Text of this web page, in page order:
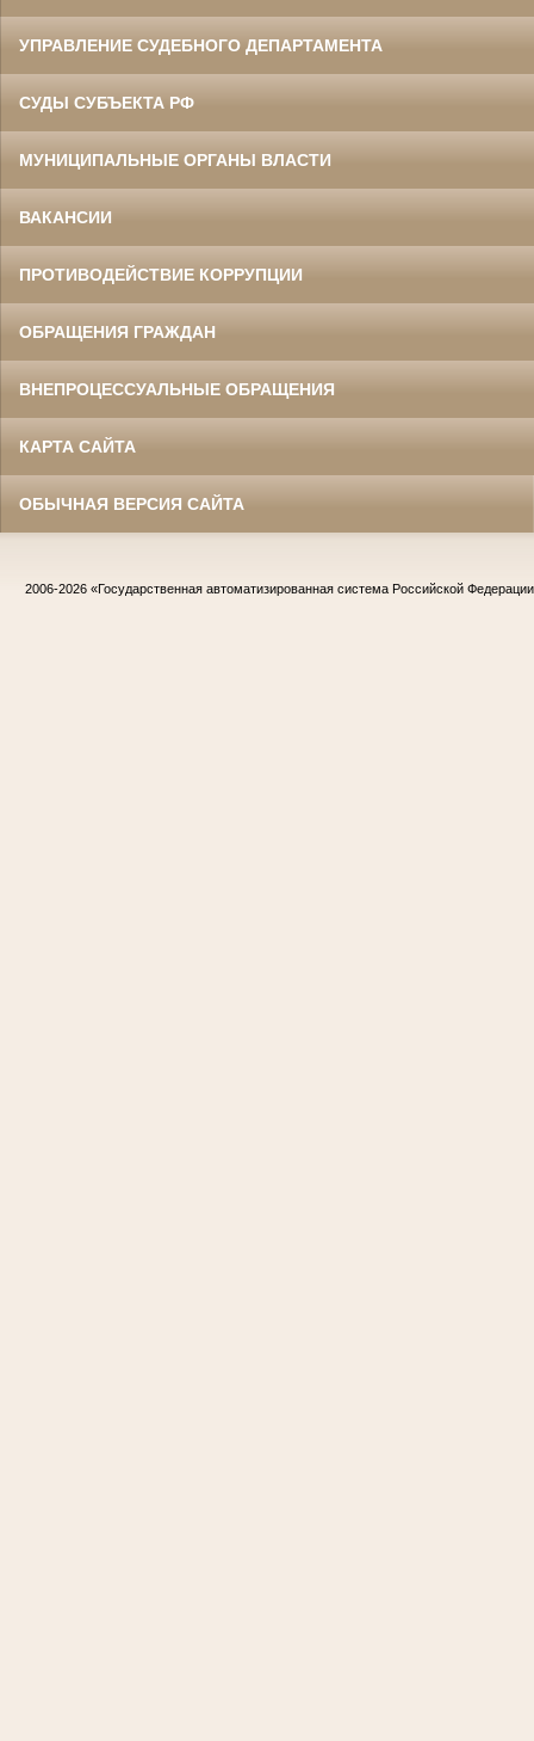
УПРАВЛЕНИЕ СУДЕБНОГО ДЕПАРТАМЕНТА
СУДЫ СУБЪЕКТА РФ
МУНИЦИПАЛЬНЫЕ ОРГАНЫ ВЛАСТИ
ВАКАНСИИ
ПРОТИВОДЕЙСТВИЕ КОРРУПЦИИ
ОБРАЩЕНИЯ ГРАЖДАН
ВНЕПРОЦЕССУАЛЬНЫЕ ОБРАЩЕНИЯ
КАРТА САЙТА
ОБЫЧНАЯ ВЕРСИЯ САЙТА
2006-2026 «Государственная автоматизированная система Российской